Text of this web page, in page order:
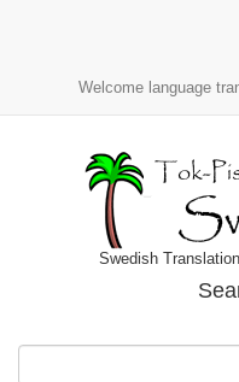
Welcome language
Swedish